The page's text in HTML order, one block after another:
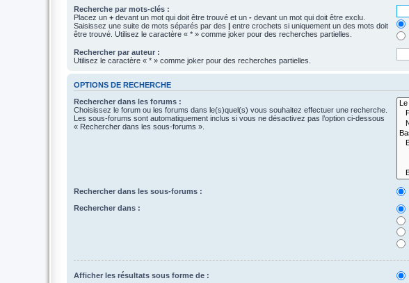
Recherche par mots-clés :
Placez un + devant un mot qui doit être trouvé et un - devant un mot qui doit être exclu.
Saisissez une suite de mots séparés par des | entre crochets si uniquement un des mots doit
être trouvé. Utilisez le caractère « * » comme joker pour des recherches partielles.
Rechercher par auteur :
Utilisez le caractère « * » comme joker pour des recherches partielles.
OPTIONS DE RECHERCHE
Rechercher dans les forums :
Choisissez le forum ou les forums dans le(s)quel(s) vous souhaitez effectuer une recherche.
Les sous-forums sont automatiquement inclus si vous ne désactivez pas l’option ci-dessous
« Rechercher dans les sous-forums ».
Rechercher dans les sous-forums :
Rechercher dans :
Afficher les résultats sous forme de :